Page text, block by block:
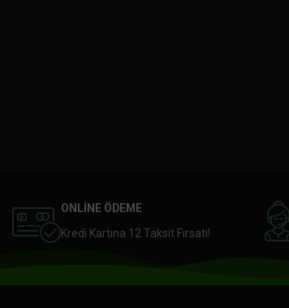
ONLİNE ÖDEME
Kredi Kartına 12 Taksit Fırsatı!